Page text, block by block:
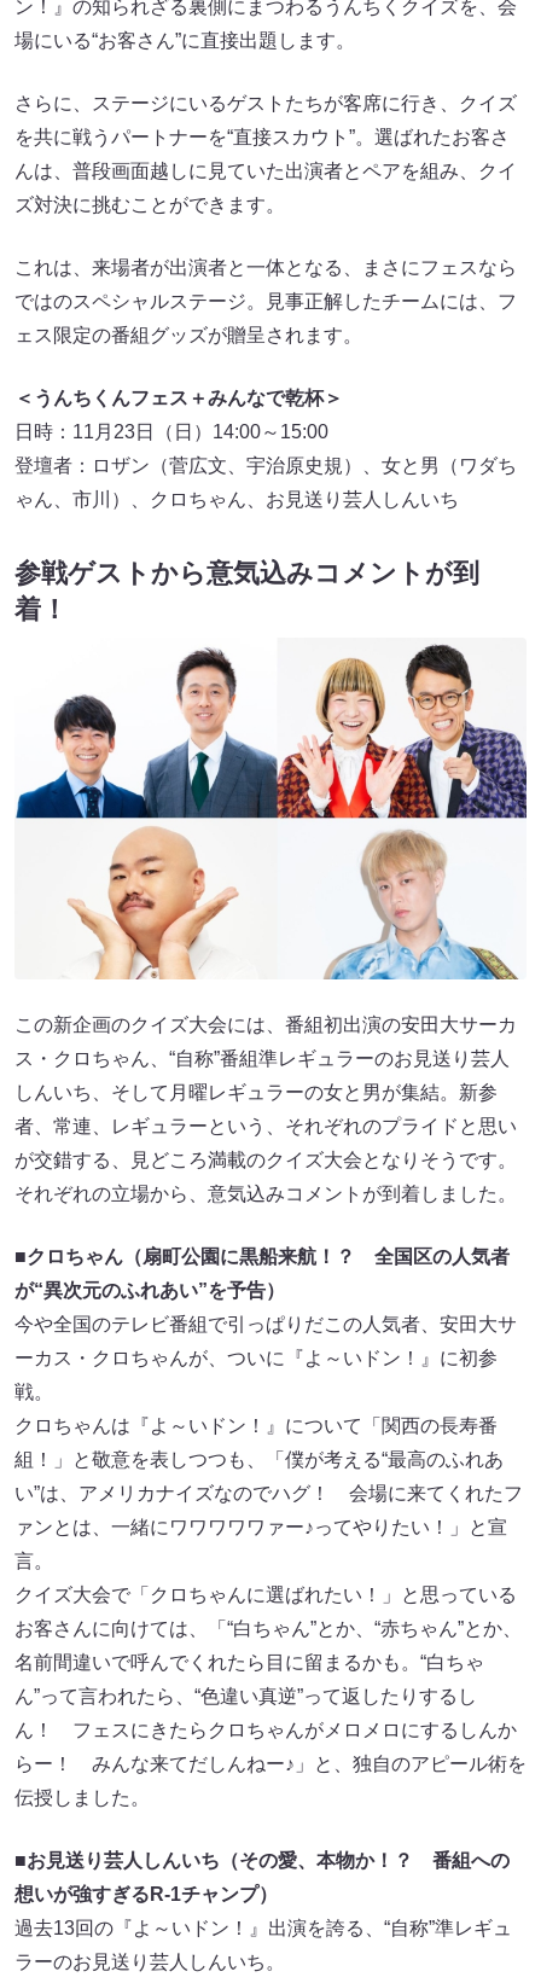
ン！』の知られざる裏側にまつわるうんちくクイズを、会
場にいる“お客さん”に直接出題します。
さらに、ステージにいるゲストたちが客席に行き、クイズ
を共に戦うパートナーを“直接スカウト”。選ばれたお客さ
んは、普段画面越しに見ていた出演者とペアを組み、クイ
ズ対決に挑むことができます。
これは、来場者が出演者と一体となる、まさにフェスなら
ではのスペシャルステージ。見事正解したチームには、フ
ェス限定の番組グッズが贈呈されます。
＜うんちくんフェス＋みんなで乾杯＞
日時：11月23日（日）14:00～15:00
登壇者：ロザン（菅広文、宇治原史規）、女と男（ワダち
ゃん、市川）、クロちゃん、お見送り芸人しんいち
参戦ゲストから意気込みコメントが到
着！
この新企画のクイズ大会には、番組初出演の安田大サーカ
ス・クロちゃん、“自称”番組準レギュラーのお見送り芸人
しんいち、そして月曜レギュラーの女と男が集結。新参
者、常連、レギュラーという、それぞれのプライドと思い
が交錯する、見どころ満載のクイズ大会となりそうです。
それぞれの立場から、意気込みコメントが到着しました。
■クロちゃん（扇町公園に黒船来航！？ 全国区の人気者
が“異次元のふれあい”を予告）
今や全国のテレビ番組で引っぱりだこの人気者、安田大サ
ーカス・クロちゃんが、ついに『よ～いドン！』に初参
戦。
クロちゃんは『よ～いドン！』について「関西の長寿番
組！」と敬意を表しつつも、「僕が考える“最高のふれあ
い”は、アメリカナイズなのでハグ！ 会場に来てくれたフ
ァンとは、一緒にワワワワワァー♪ってやりたい！」と宣
言。
クイズ大会で「クロちゃんに選ばれたい！」と思っている
お客さんに向けては、「“白ちゃん”とか、“赤ちゃん”とか、
名前間違いで呼んでくれたら目に留まるかも。“白ちゃ
ん”って言われたら、“色違い真逆”って返したりするし
ん！ フェスにきたらクロちゃんがメロメロにするしんか
らー！ みんな来てだしんねー♪」と、独自のアピール術を
伝授しました。
■お見送り芸人しんいち（その愛、本物か！？ 番組への
想いが強すぎるR-1チャンプ）
過去13回の『よ～いドン！』出演を誇る、“自称”準レギュ
ラーのお見送り芸人しんいち。